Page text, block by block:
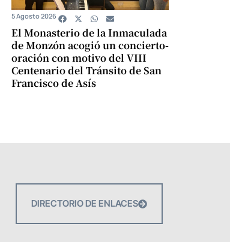
El Monasterio de la Inmaculada
de Monzón acogió un concierto-
oración con motivo del VIII
Centenario del Tránsito de San
Francisco de Asís
5 Agosto 2026
DIRECTORIO DE ENLACES